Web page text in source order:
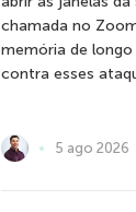
chamada no
memória de
contra esses
5 ago 2026